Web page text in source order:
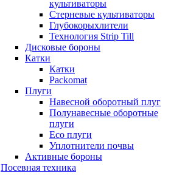
культиваторы
Стерневые культиваторы
Глубокорыхлители
Технология Strip Till
Дисковые бороны
Катки
Катки
Packomat
Плуги
Навесной оборотный плуг
Полунавесные оборотные
плуги
Eco плуги
Уплотнители почвы
Активные бороны
Посевная техника